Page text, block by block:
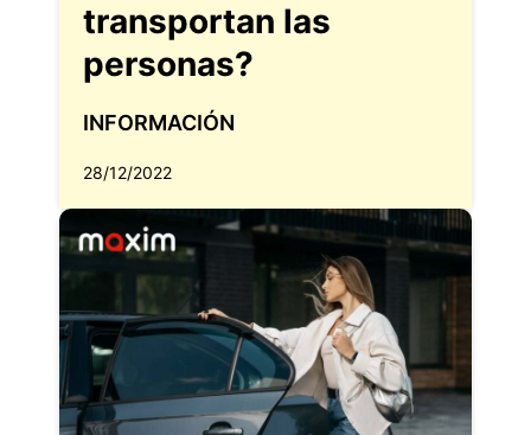
transportan las
personas?
INFORMACIÓN
28/12/2022